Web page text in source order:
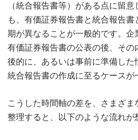
（統合報告書等）がある点に留
も、有価証券報告書と統合報告
期が異なることが一般的です。企
有価証券報告書の公表の後、その
後的に、あるいは事前に準備した
統合報告書の作成に至るケースが
こうした時間軸の差を、さまざま
整理すると、以下のような流れが